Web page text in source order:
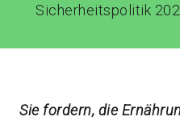
Sicherheitspolitik
Sie fordern, die Ernähru